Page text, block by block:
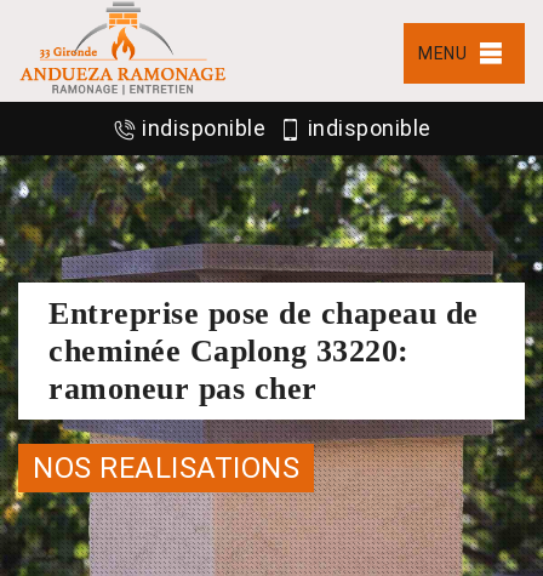
MENU
indisponible indisponible
Entreprise pose de chapeau de
cheminée Caplong 33220:
ramoneur pas cher
NOS REALISATIONS